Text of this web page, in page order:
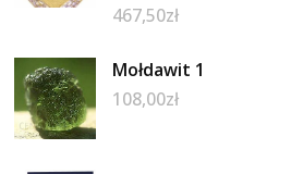
467,50zł
Mołdawit 1
108,00zł